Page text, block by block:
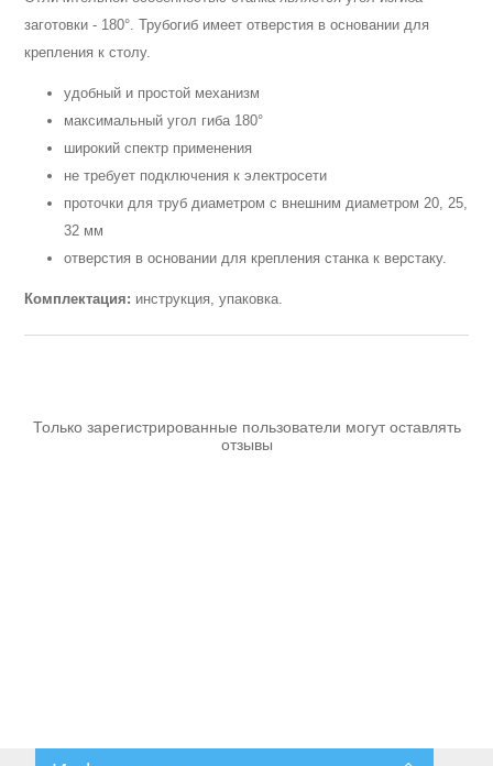
Грузоподъемное оборудование
заготовки - 180°. Трубогиб имеет отверстия в основании для
крепления к столу.
удобный и простой механизм
максимальный угол гиба 180°
широкий спектр применения
не требует подключения к электросети
проточки для труб диаметром с внешним диаметром 20, 25,
32 мм
отверстия в основании для крепления станка к верстаку.
Комплектация: инструкция, упаковка.
Только зарегистрированные пользователи могут оставлять
отзывы